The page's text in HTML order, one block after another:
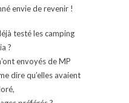
envie de revenir !
testé les camping
?
envoyés de MP
dire qu’elles avaient